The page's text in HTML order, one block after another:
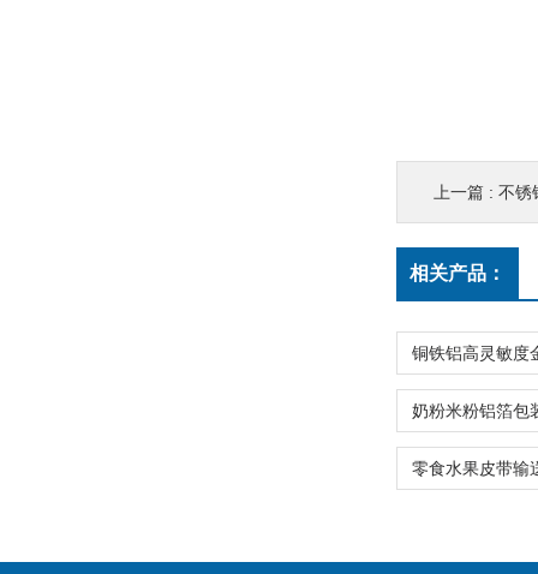
上一篇 : 不锈
相关产品：